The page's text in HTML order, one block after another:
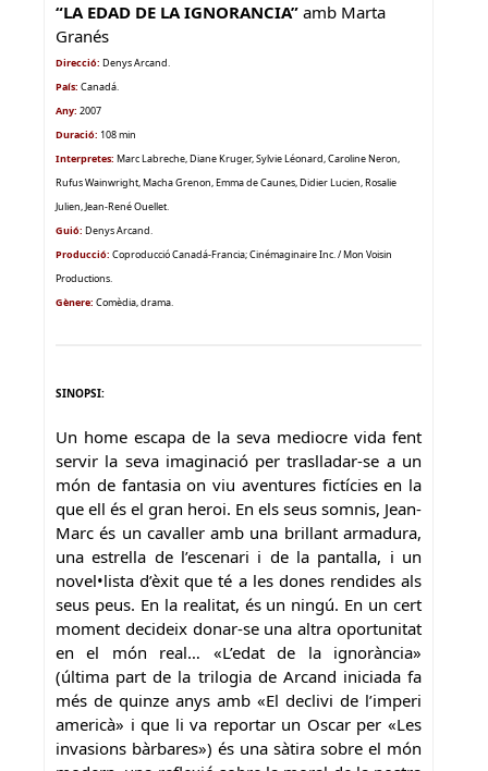
“LA EDAD DE LA IGNORANCIA” amb Marta
Granés
Direcció: Denys Arcand.
País: Canadá.
Any: 2007
Duració: 108 min
Interpretes: Marc Labreche, Diane Kruger, Sylvie Léonard, Caroline Neron,
Rufus Wainwright, Macha Grenon, Emma de Caunes, Didier Lucien, Rosalie
Julien, Jean-René Ouellet.
Guió: Denys Arcand.
Producció: Coproducció Canadá-Francia; Cinémaginaire Inc. / Mon Voisin
Productions.
Gènere: Comèdia, drama.
SINOPSI:
Un home escapa de la seva mediocre vida fent
servir la seva imaginació per traslladar-se a un
món de fantasia on viu aventures fictícies en la
que ell és el gran heroi. En els seus somnis, Jean-
Marc és un cavaller amb una brillant armadura,
una estrella de l’escenari i de la pantalla, i un
novel•lista d’èxit que té a les dones rendides als
seus peus. En la realitat, és un ningú. En un cert
moment decideix donar-se una altra oportunitat
en el món real… «L’edat de la ignorància»
(última part de la trilogia de Arcand iniciada fa
més de quinze anys amb «El declivi de l’imperi
americà» i que li va reportar un Oscar per «Les
invasions bàrbares») és una sàtira sobre el món